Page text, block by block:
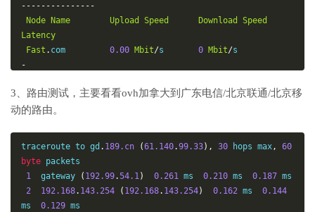
---------------
Node
Name Upload Speed Download
Speed
Latency
Fast . com 0.00 Mbit/s 0 Mbit/
-
352.71 ms
Hefei
TianJin
318.47
3、路由测试，主要看看ovh加拿大到广东电信/北京联通/北京移
动的路由。
traceroute to gd . 189.cn (61.140.99.33), 30 hops max,
60
byte packets
1
  gateway
( 192.99.54.1) 0.261 ms 0.210 ms 0.187 ms
2
192.168. 143.254 ( 192.168. 143.254) 0.162 ms 0.144
ms 0.129 ms